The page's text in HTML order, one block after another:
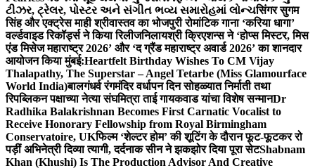
ટીઝર, ટ્રેલર, પોસ્ટર અને સંગીત ભવ્ય સમારોહમાં લોન્ચसिंगर सुगम
सिंह और एक्ट्रेस माही श्रीवास्तव का भोजपुरी रोमांटिक गाना ‘करिया धागा’
वर्ल्डवाइड रिकॉर्ड्स ने किया रिलीजनिलायश्री क्रिएशन्स ने ‘होप्स मिस्टर, मिस
एंड मिसेज महाराष्ट्र 2026’ और ‘द ग्रैंड महाराष्ट्र अवार्ड 2026’ का शानदार
आयोजन किया मुंबई:Heartfelt Birthday Wishes To CM Vijay
Thalapathy, The Superstar – Angel Tetarbe (Miss Glamourface
World India)बालगंधर्व रंगमंदिर वर्धापन दिन सोहळ्यात निर्माती तथा
रिपब्लिकन पक्षाच्या नेत्या संघमित्रा ताई गायकवाड यांचा विशेष सन्मानDr
Radhika Balakrishnan Becomes First Carnatic Vocalist to
Receive Honorary Fellowship from Royal Birmingham
Conservatoire, UKफिल्म ‘शेल्टर होम’ की शूटिंग के दौरान फूट-फूटकर रो
पड़ीं अभिनेत्री दिव्या त्यागी, दर्दनाक सीन ने झकझोर दिया पूरा सेटShabnam
Khan (Khushi) Is The Production Advisor And Creative